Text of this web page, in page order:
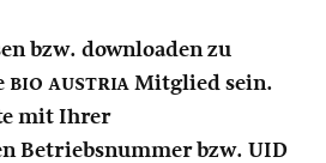
bzw. downloaden zu
bio austria Mitglied sein.
mit Ihrer
Betriebsnummer bzw. UID